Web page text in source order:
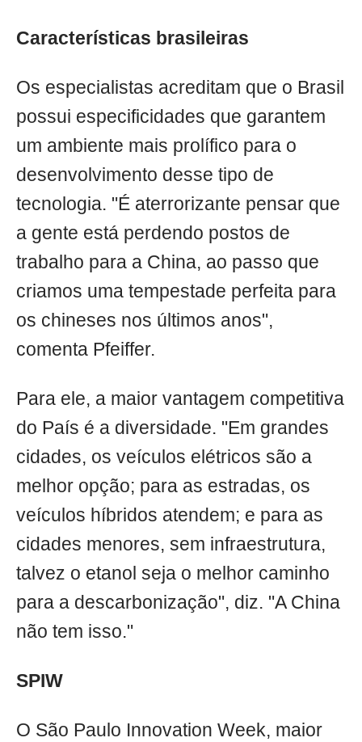
Características brasileiras
Os especialistas acreditam que o Brasil
possui especificidades que garantem
um ambiente mais prolífico para o
desenvolvimento desse tipo de
tecnologia. "É aterrorizante pensar que
a gente está perdendo postos de
trabalho para a China, ao passo que
criamos uma tempestade perfeita para
os chineses nos últimos anos",
comenta Pfeiffer.
Para ele, a maior vantagem competitiva
do País é a diversidade. "Em grandes
cidades, os veículos elétricos são a
melhor opção; para as estradas, os
veículos híbridos atendem; e para as
cidades menores, sem infraestrutura,
talvez o etanol seja o melhor caminho
para a descarbonização", diz. "A China
não tem isso."
SPIW
O São Paulo Innovation Week, maior